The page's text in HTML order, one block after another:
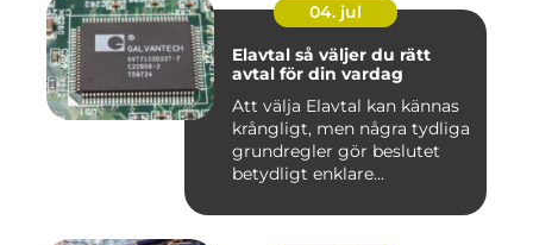
04. jul
Elavtal så väljer du rätt
avtal för din vardag
Att välja Elavtal kan kännas
krångligt, men några tydliga
grundregler gör beslutet
betydligt enklare...